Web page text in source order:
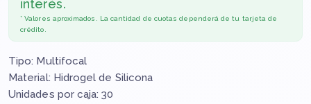
interés.
* Valores aproximados. La cantidad de cuotas dependerá de tu tarjeta de
crédito.
Tipo: Multifocal
Material: Hidrogel de Silicona
Unidades por caja: 30